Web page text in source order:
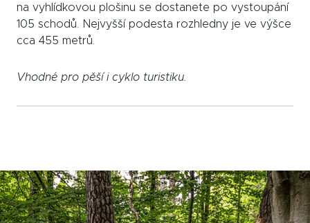
na vyhlídkovou plošinu se dostanete po vystoupání
105 schodů. Nejvyšší podesta rozhledny je ve výšce
cca 455 metrů.
Vhodné pro pěší i cyklo turistiku.